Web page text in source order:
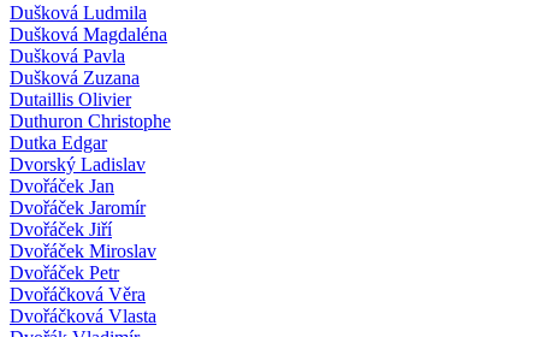
Dušková Ludmila
Dušková Magdaléna
Dušková Pavla
Dušková Zuzana
Dutaillis Olivier
Duthuron Christophe
Dutka Edgar
Dvorský Ladislav
Dvořáček Jan
Dvořáček Jaromír
Dvořáček Jiří
Dvořáček Miroslav
Dvořáček Petr
Dvořáčková Věra
Dvořáčková Vlasta